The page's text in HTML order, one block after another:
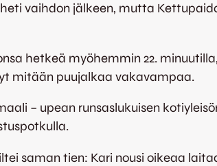
vaihdon jälkeen, mutta
hetkeä myöhemmin 22.
mitään puujalkaa vakavampaa.
– upean runsaslukuisen
saman tien: Kari nousi oikeaa